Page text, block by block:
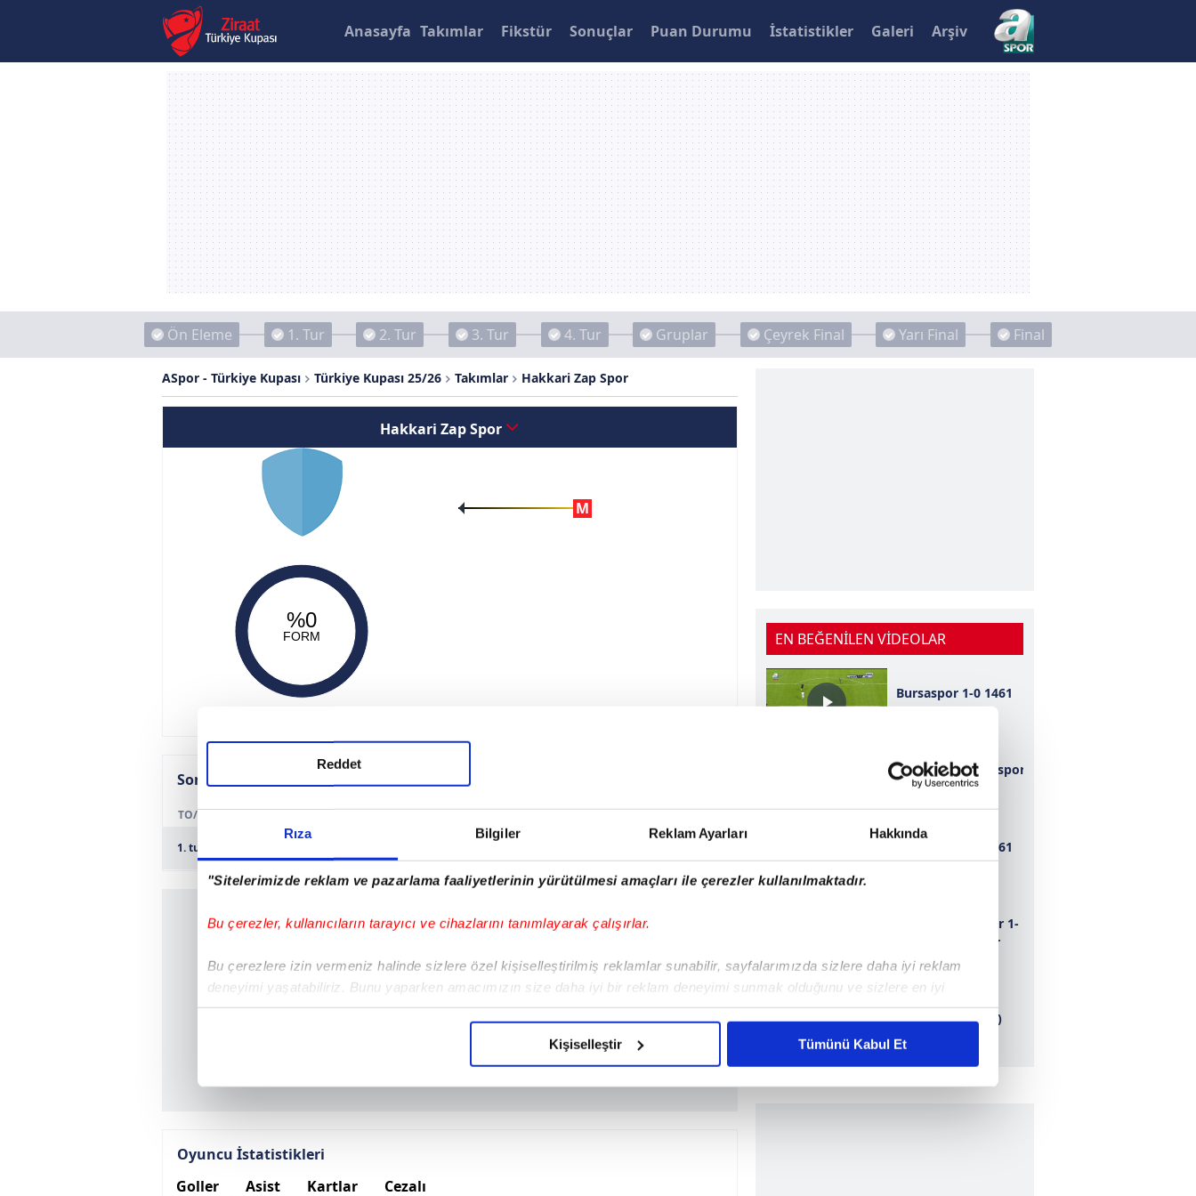
Rıza Bilgiler Reklam Ayarları Hakkında
"Sitelerimizde reklam ve pazarlama faaliyetlerinin yürütülmesi amaçları ile çerezler kullanılmaktadır.
Bu çerezler, kullanıcıların tarayıcı ve cihazlarını tanımlayarak çalışırlar.
Bu çerezlere izin vermeniz halinde sizlere özel kişiselleştirilmiş reklamlar sunabilir, sayfalarımızda sizlere daha iyi reklam
deneyimi yaşatabiliriz. Bunu yaparken amacımızın size daha iyi bir reklam deneyimi sunmak olduğunu ve sizlere en iyi
içerikleri sunabilmek adına elimizden gelen çabayı gösterdiğimizi ve bu noktada, reklamların maliyetlerimizi karşılamak
amacıyla kullanılmaktadır. Diğer çerezler, sitemizin daha işlevsel kılınması ve kişiselleştirilmesi ve sizlere yönelik
reklam/pazarlama faaliyetlerinin yapılması, amaçlarıyla sınırlı olarak açık rızanız dahilinde kullanılacaktır.
Reddet
Kişiselleştir Tümünü Kabul Et
Anasayfa Takımlar Fikstür Sonuçlar Puan Durumu İstatistikler Galeri Arşiv
Ön Eleme 1. Tur 2. Tur 3. Tur 4. Tur Gruplar Çeyrek Final Yarı Final Final
ASpor - Türkiye Kupası Türkiye Kupası 25/26 Takımlar Hakkari Zap Spor
Hakkari Zap Spor
M
%0
FORM
Son Maçlar
TO/R Maç
1. tur
02/09/25
Oyuncu İstatistikleri
Goller
Asist Kartlar Cezalı
EN BEĞENİLEN VİDEOLAR
Bursaspor 1-0 1461
Kahramanmaraşspor
2-0 Konyaspor
Bursaspor 1-1 1461
Trabzon
Adana Demirspor 1-
0 Dersim 62 Spor
Erbaaspor (ÖZET)